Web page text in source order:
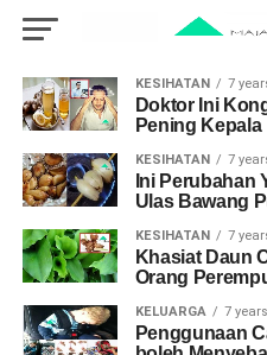
KESIHATAN 7
Doktor Ini
Pening Kepala
KESIHATAN 7
Ini Perubahan
Ulas Bawang
KESIHATAN 7
Khasiat Daun
Orang
KELUARGA 7
Penggunaan